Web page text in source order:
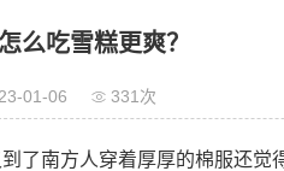
么吃雪糕更爽？
01-06 331次
到了南方人穿着厚厚的棉服还觉